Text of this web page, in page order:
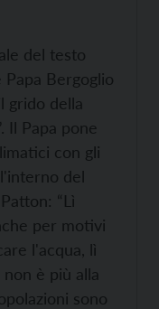
del testo
Papa Bergoglio
grido della
Il Papa pone
con gli
del
“Lì
per motivi
l'acqua, lì
è più alla
sono